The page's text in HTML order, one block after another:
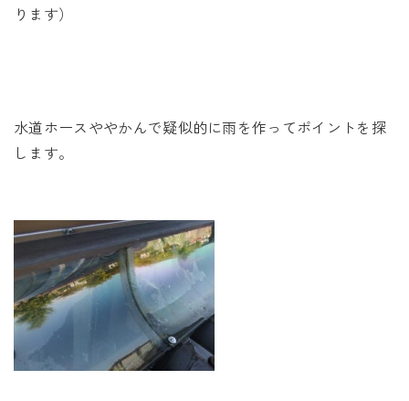
ります）
水道ホースややかんで疑似的に雨を作ってポイントを探
します。